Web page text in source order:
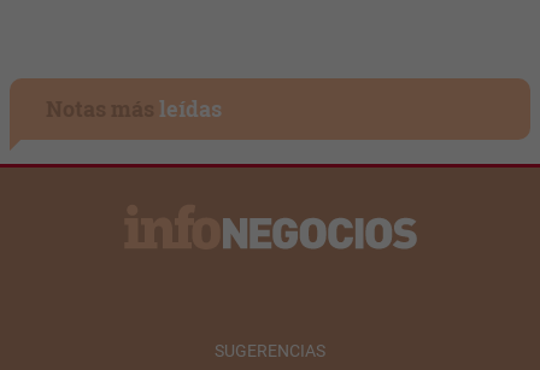
leídas
SUGERENCIAS